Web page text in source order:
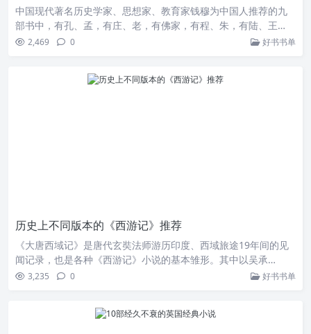
中国现代著名历史学家、思想家、教育家钱穆为中国人推荐的九
部书中，有孔、孟，有庄、老，有佛家，有程、朱，有陆、王…
2,469 0 好书书单
历史上不同版本的《西游记》推荐
《大唐西域记》是唐代玄奘法师游历印度、西域旅途19年间的见
闻记录，也是各种《西游记》小说的基本雏形。其中以吴承…
3,235 0 好书书单